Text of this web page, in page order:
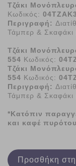
Τζάκι
Κωδικός:
Περιγραφή:
Τάμπερ & Σκαφάκι
Τζάκι
554 Κωδικός:
Τζάκι
554 Κωδικός:
Περιγραφή:
Τάμπερ & Σκαφάκι
*Κατόπιν
και καφέ
Προσθήκη στη